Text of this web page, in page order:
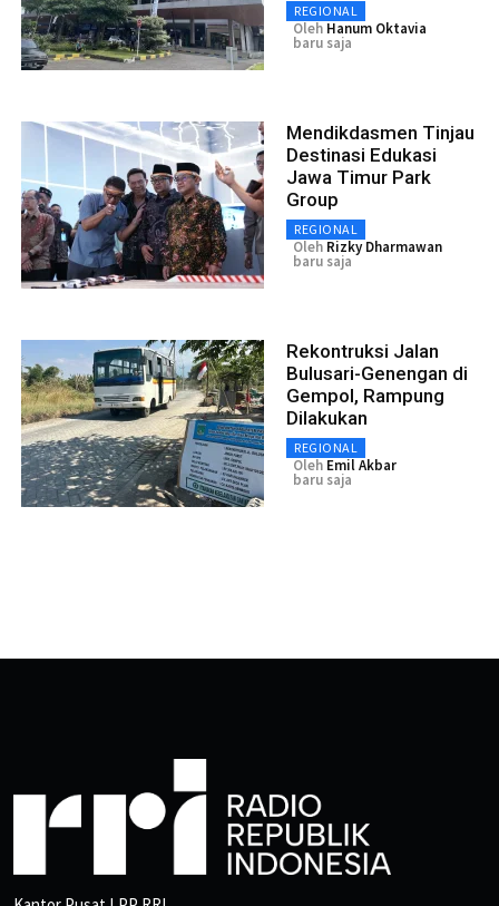
REGIONAL
Oleh Hanum Oktavia
baru saja
Mendikdasmen Tinjau
Destinasi Edukasi
Jawa Timur Park
Group
REGIONAL
Oleh Rizky Dharmawan
baru saja
Rekontruksi Jalan
Bulusari-Genengan di
Gempol, Rampung
Dilakukan
REGIONAL
Oleh Emil Akbar
baru saja